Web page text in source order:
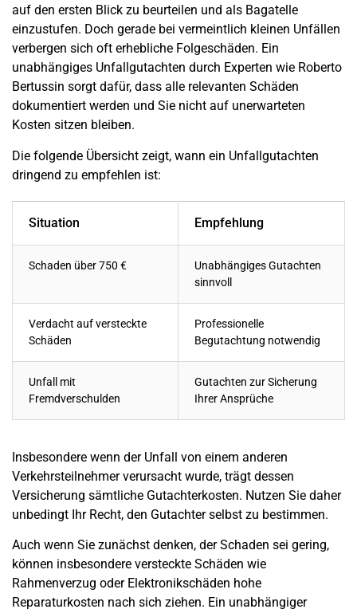
auf den ersten Blick zu beurteilen und als Bagatelle
einzustufen. Doch gerade bei vermeintlich kleinen Unfällen
verbergen sich oft erhebliche Folgeschäden. Ein
unabhängiges Unfallgutachten durch Experten wie Roberto
Bertussin sorgt dafür, dass alle relevanten Schäden
dokumentiert werden und Sie nicht auf unerwarteten
Kosten sitzen bleiben.
Die folgende Übersicht zeigt, wann ein Unfallgutachten
dringend zu empfehlen ist:
Situation Empfehlung
Schaden über 750 €
Unabhängiges Gutachten
sinnvoll
Verdacht auf versteckte
Schäden
Professionelle
Begutachtung notwendig
Unfall
mit
Fremdverschulden
Gutachten zur Sicherung
Ihrer Ansprüche
Insbesondere wenn der Unfall von einem anderen
Verkehrsteilnehmer verursacht wurde, trägt dessen
Versicherung sämtliche Gutachterkosten. Nutzen Sie daher
unbedingt Ihr Recht, den Gutachter selbst zu bestimmen.
Auch wenn Sie zunächst denken, derSchaden sei gering,
können insbesondere versteckte Schäden wie
Rahmenverzug oder Elektronikschäden hohe
Reparaturkosten nach sich ziehen. Ein unabhängiger